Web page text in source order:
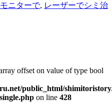
モニターで, レーザーでシミ治
offset on value of type bool
public_html/
on line 428